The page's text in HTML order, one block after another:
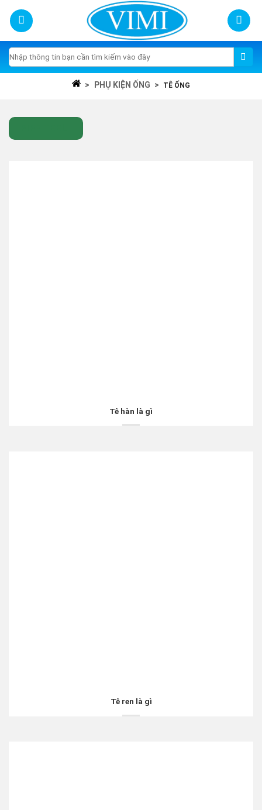
content
Tìm
kiếm:
> PHỤ KIỆN ỐNG > TÊ ỐNG
Tê hàn là gì
Tê ren là gì